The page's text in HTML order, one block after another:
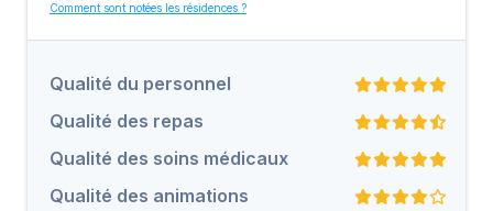
Comment sont notées les résidences ?
Qualité du personnel
Qualité des repas
Qualité des soins médicaux
Qualité des animations